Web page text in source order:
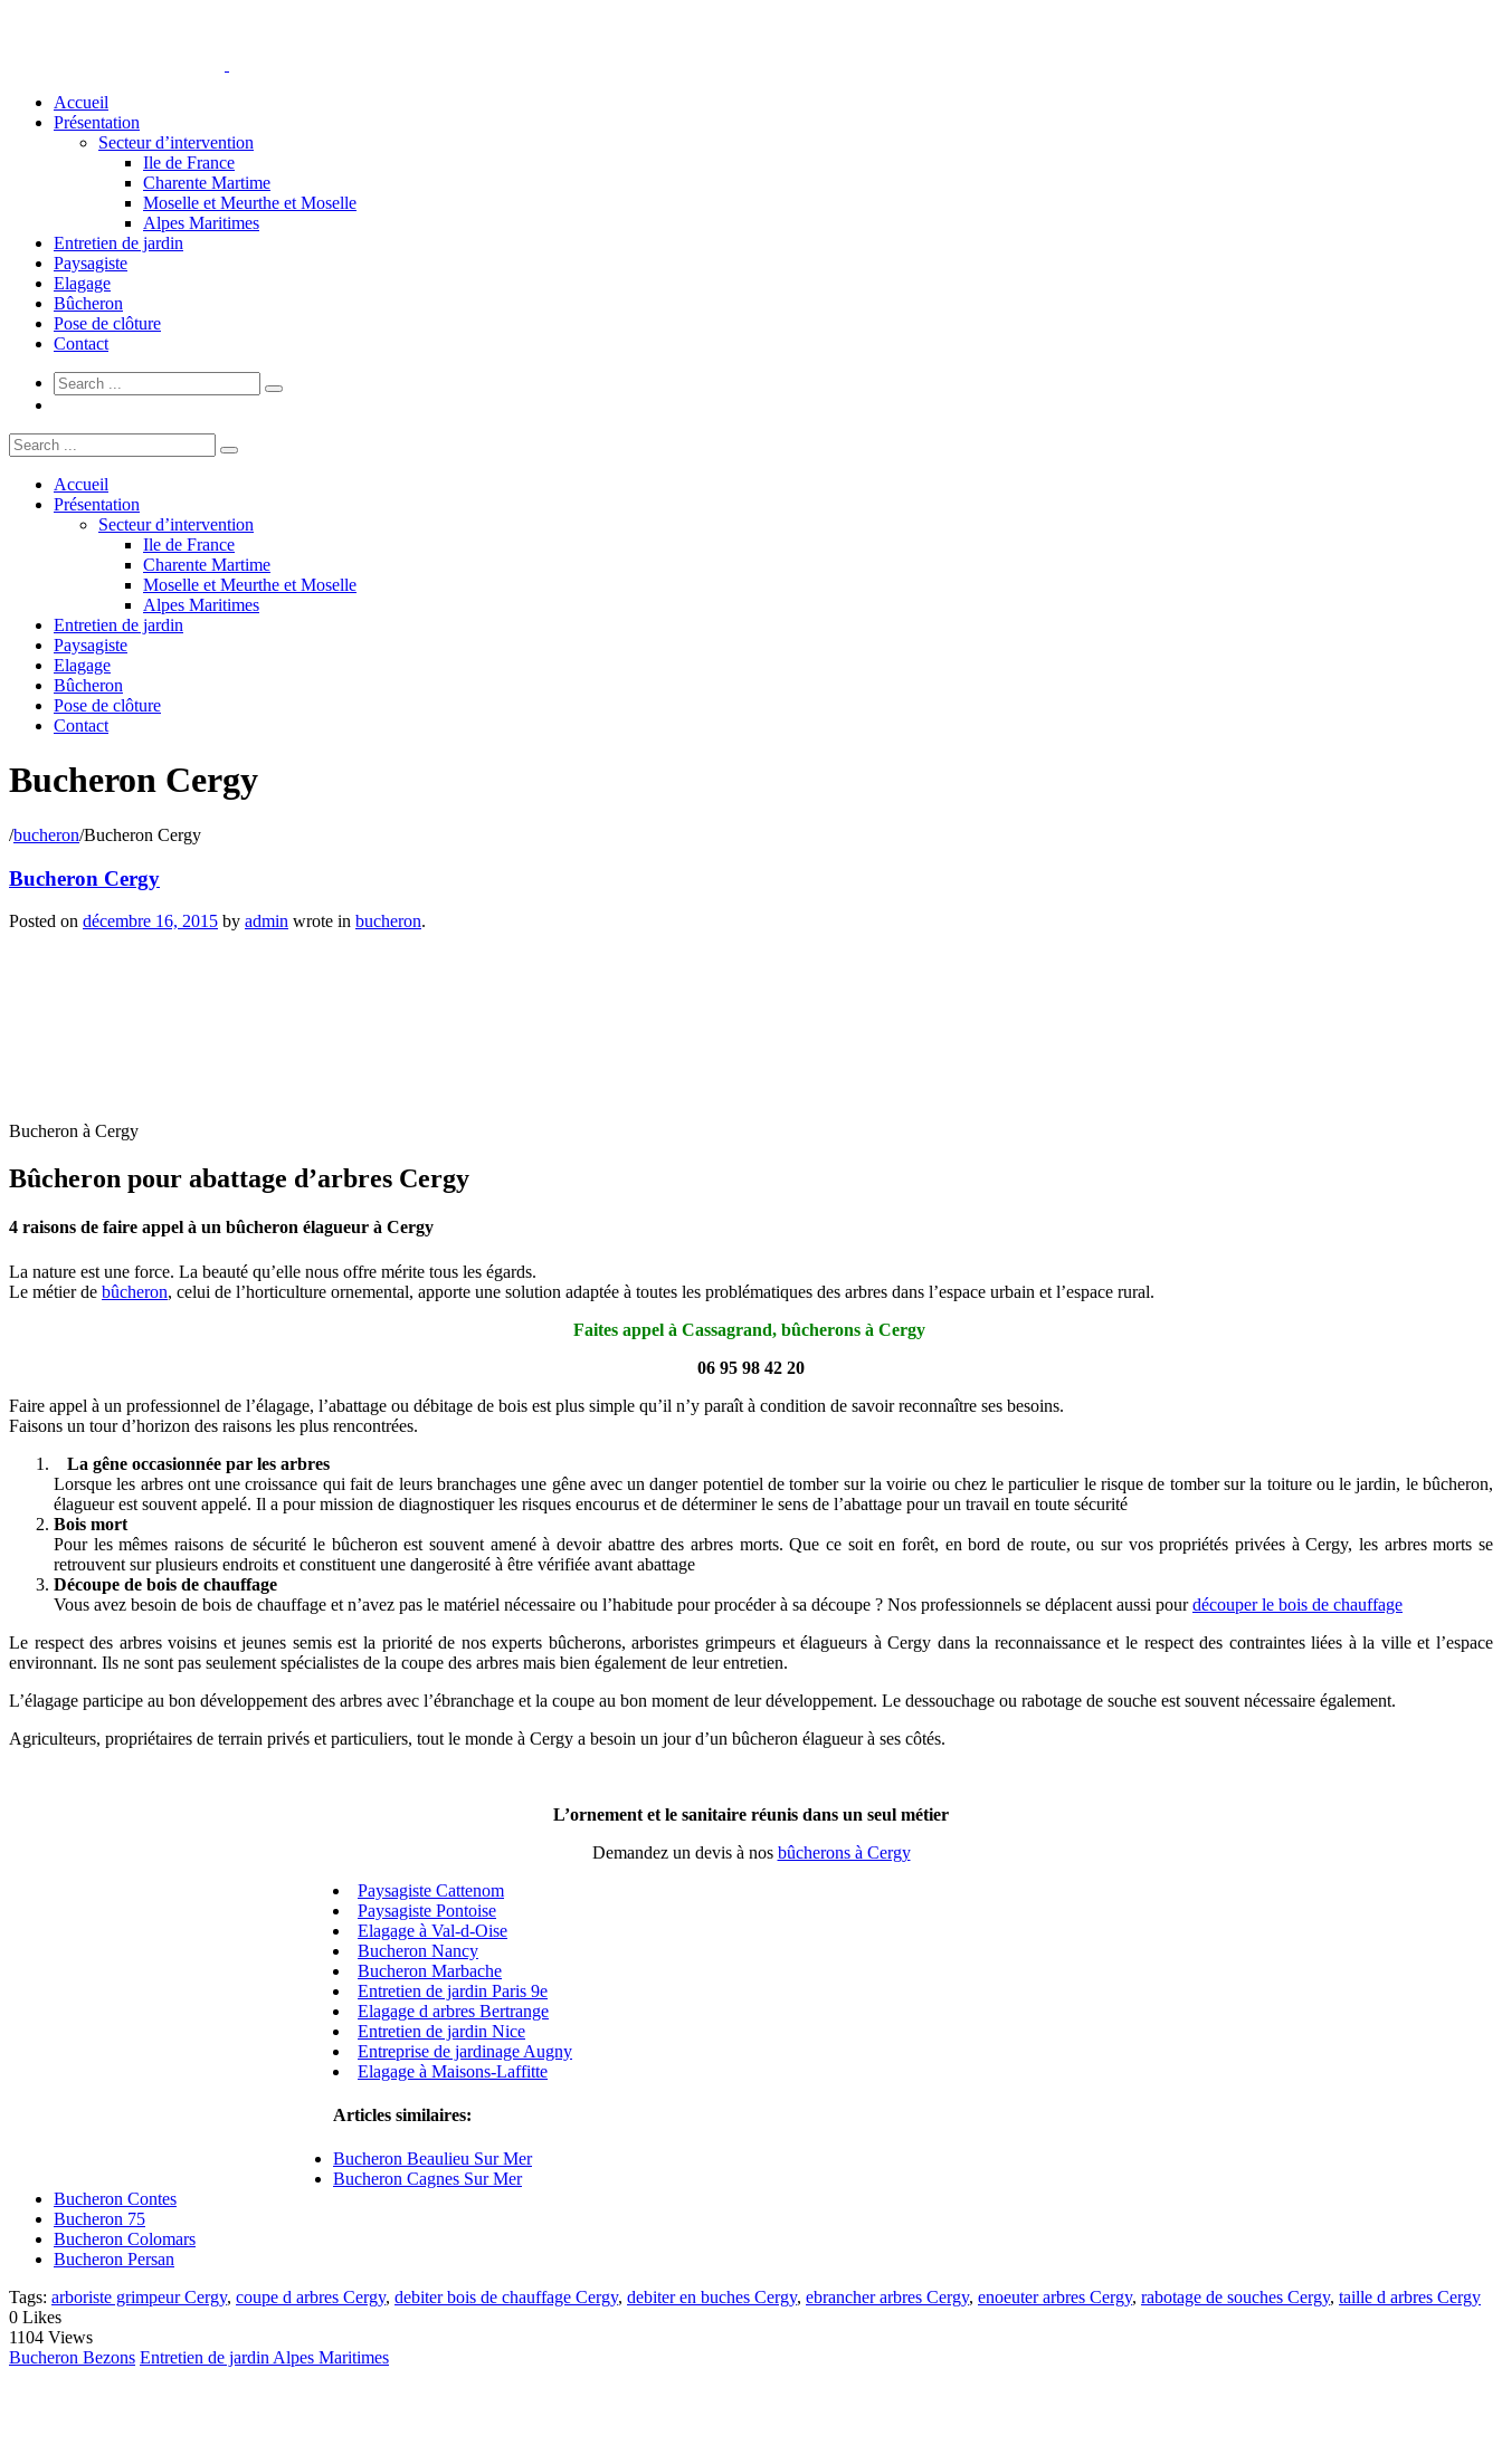
Accueil
Présentation
Secteur d’intervention
Ile de France
Charente Martime
Moselle et Meurthe et Moselle
Alpes Maritimes
Entretien de jardin
Paysagiste
Elagage
Bûcheron
Pose de clôture
Contact
Accueil
Présentation
Secteur d’intervention
Ile de France
Charente Martime
Moselle et Meurthe et Moselle
Alpes Maritimes
Entretien de jardin
Paysagiste
Elagage
Bûcheron
Pose de clôture
Contact
Bucheron Cergy
/bucheron/Bucheron Cergy
Bucheron Cergy
Posted on décembre 16, 2015 by admin wrote in bucheron.
Bucheron à Cergy
Bûcheron pour abattage d’arbres Cergy
4 raisons de faire appel à un bûcheron élagueur à Cergy
La nature est une force. La beauté qu’elle nous offre mérite tous les égards.
Le métier de bûcheron, celui de l’horticulture ornemental, apporte une solution adaptée à toutes les problématiques des arbres dans l’espace urbain et l’espace rural.
Faites appel à Cassagrand, bûcherons à Cergy
06 95 98 42 20
Faire appel à un professionnel de l’élagage, l’abattage ou débitage de bois est plus simple qu’il n’y paraît à condition de savoir reconnaître ses besoins.
Faisons un tour d’horizon des raisons les plus rencontrées.
La gêne occasionnée par les arbres
Lorsque les arbres ont une croissance qui fait de leurs branchages une gêne avec un danger potentiel de tomber sur la voirie ou chez le particulier le risque de tomber sur la toiture ou le jardin, le bûcheron,
élagueur est souvent appelé. Il a pour mission de diagnostiquer les risques encourus et de déterminer le sens de l’abattage pour un travail en toute sécurité
Bois mort
Pour les mêmes raisons de sécurité le bûcheron est souvent amené à devoir abattre des arbres morts. Que ce soit en forêt, en bord de route, ou sur vos propriétés privées à Cergy, les arbres morts se
retrouvent sur plusieurs endroits et constituent une dangerosité à être vérifiée avant abattage
Découpe de bois de chauffage
Vous avez besoin de bois de chauffage et n’avez pas le matériel nécessaire ou l’habitude pour procéder à sa découpe ? Nos professionnels se déplacent aussi pourdécouper le bois de chauffage
Le respect des arbres voisins et jeunes semis est la priorité de nos experts bûcherons, arboristes grimpeurs et élagueurs à Cergy dans la reconnaissance et le respect des contraintes liées à la ville et l’espace
environnant. Ils ne sont pas seulement spécialistes de la coupe des arbres mais bien également de leur entretien.
L’élagage participe au bon développement des arbres avec l’ébranchage et la coupe au bon moment de leur développement. Le dessouchage ou rabotage de souche est souvent nécessaire également.
Agriculteurs, propriétaires de terrain privés et particuliers, tout le monde à Cergy a besoin un jour d’un bûcheron élagueur à ses côtés.
L’ornement et le sanitaire réunis dans un seul métier
Demandez un devis à nos bûcherons à Cergy
Paysagiste Cattenom
Paysagiste Pontoise
Elagage à Val-d-Oise
Bucheron Nancy
Bucheron Marbache
Entretien de jardin Paris 9e
Elagage d arbres Bertrange
Entretien de jardin Nice
Entreprise de jardinage Augny
Elagage à Maisons-Laffitte
Articles similaires:
Bucheron Beaulieu Sur Mer
Bucheron Cagnes Sur Mer
Bucheron Contes
Bucheron 75
Bucheron Colomars
Bucheron Persan
Tags: arboriste grimpeur Cergy, coupe d arbres Cergy, debiter bois de chauffage Cergy, debiter en buches Cergy, ebrancher arbres Cergy, enoeuter arbres Cergy, rabotage de souches Cergy, taille d arbres Cergy
0 Likes
1104 Views
Bucheron Bezons Entretien de jardin Alpes Maritimes